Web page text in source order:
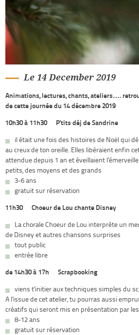
Le 14 December 2019
Animations, lectures, chants, ateliers….
de cette journée du 14 décembre 2019
10h30 à 11h30 – P’tits déj de Sandrine
il était une fois des histoires de Noël qui
au creux de ton oreille. Elles libéraient enfin
attendue depuis 1 an et éveillaient
petits, des moyens et des grands
3-6 ans
gratuit sur réservation
11h30 – Choeur de Lou chante Disney
La chorale Choeur de Lou interprète un
de Disney et autres chansons surprises
tout public
entrée libre
de 14h30 à 17h – Scrapbooking
viens t’initier aux techniques simples du
A l’issue de cet atelier, tu pourras aussi
créatifs qui seront mis en présentation par
8-12 ans
gratuit sur réservation